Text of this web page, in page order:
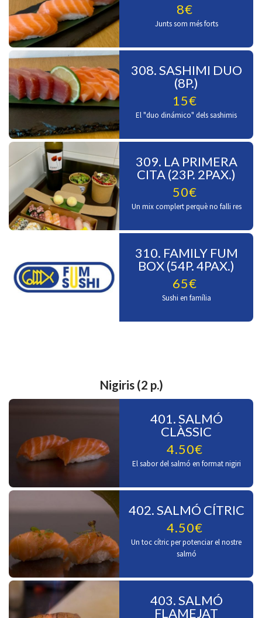
8€
Junts som més forts
308. SASHIMI DUO
(8P.)
15€
El "duo dinámico" dels sashimis
309. LA PRIMERA
CITA (23P. 2PAX.)
50€
Un mix complert perquè no falli res
310. FAMILY FUM
BOX (54P. 4PAX.)
65€
Sushi en família
Nigiris (2 p.)
401. SALMÓ
CLÀSSIC
4.50€
El sabor del salmó en format nigiri
402. SALMÓ CÍTRIC
4.50€
Un toc cítric per potenciar el nostre
salmó
403. SALMÓ
FLAMEJAT